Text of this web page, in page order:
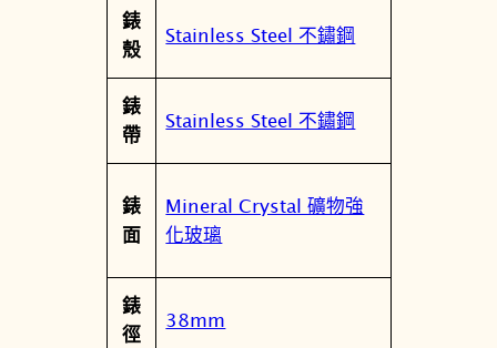
錶
殼
Stainless Steel 不鏽鋼
錶
帶
Stainless Steel 不鏽鋼
錶
面
Mineral Crystal 礦物強
化玻璃
錶
徑
38mm